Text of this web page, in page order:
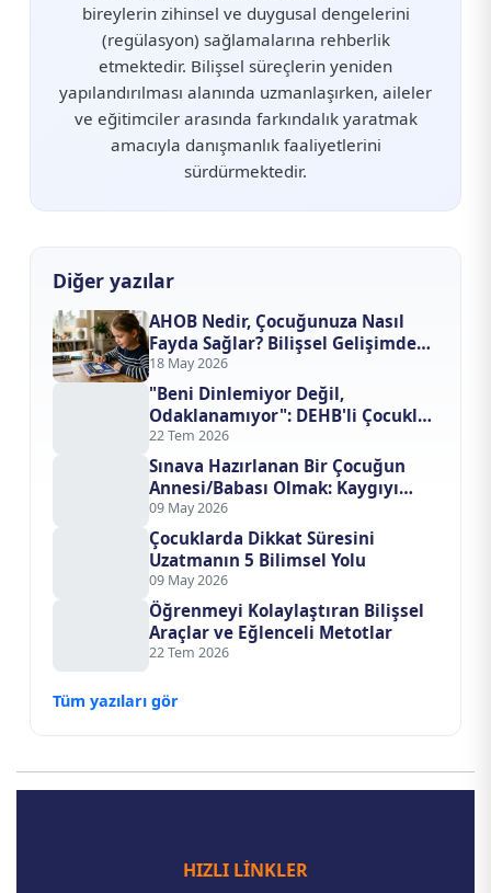
bireylerin zihinsel ve duygusal dengelerini
(regülasyon) sağlamalarına rehberlik
etmektedir. Bilişsel süreçlerin yeniden
yapılandırılması alanında uzmanlaşırken, aileler
ve eğitimciler arasında farkındalık yaratmak
amacıyla danışmanlık faaliyetlerini
sürdürmektedir.
Diğer yazılar
AHOB Nedir, Çocuğunuza Nasıl
Fayda Sağlar? Bilişsel Gelişimde
Yapay Zeka Devrimi
18 May 2026
"Beni Dinlemiyor Değil,
Odaklanamıyor": DEHB'li Çocukla
İletişim Kurma Sanatı
22 Tem 2026
Sınava Hazırlanan Bir Çocuğun
Annesi/Babası Olmak: Kaygıyı
Evden Nasıl Uzak Tutarsınız?
09 May 2026
Çocuklarda Dikkat Süresini
Uzatmanın 5 Bilimsel Yolu
09 May 2026
Öğrenmeyi Kolaylaştıran Bilişsel
Araçlar ve Eğlenceli Metotlar
22 Tem 2026
Tüm yazıları gör
HIZLI LINKLER